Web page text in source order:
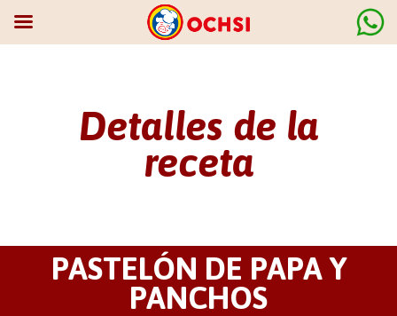
Detalles de la
receta
PASTELÓN DE PAPA Y
PANCHOS